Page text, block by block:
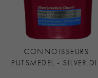
CONNOISSEURS
PUTSMEDEL - SILVER